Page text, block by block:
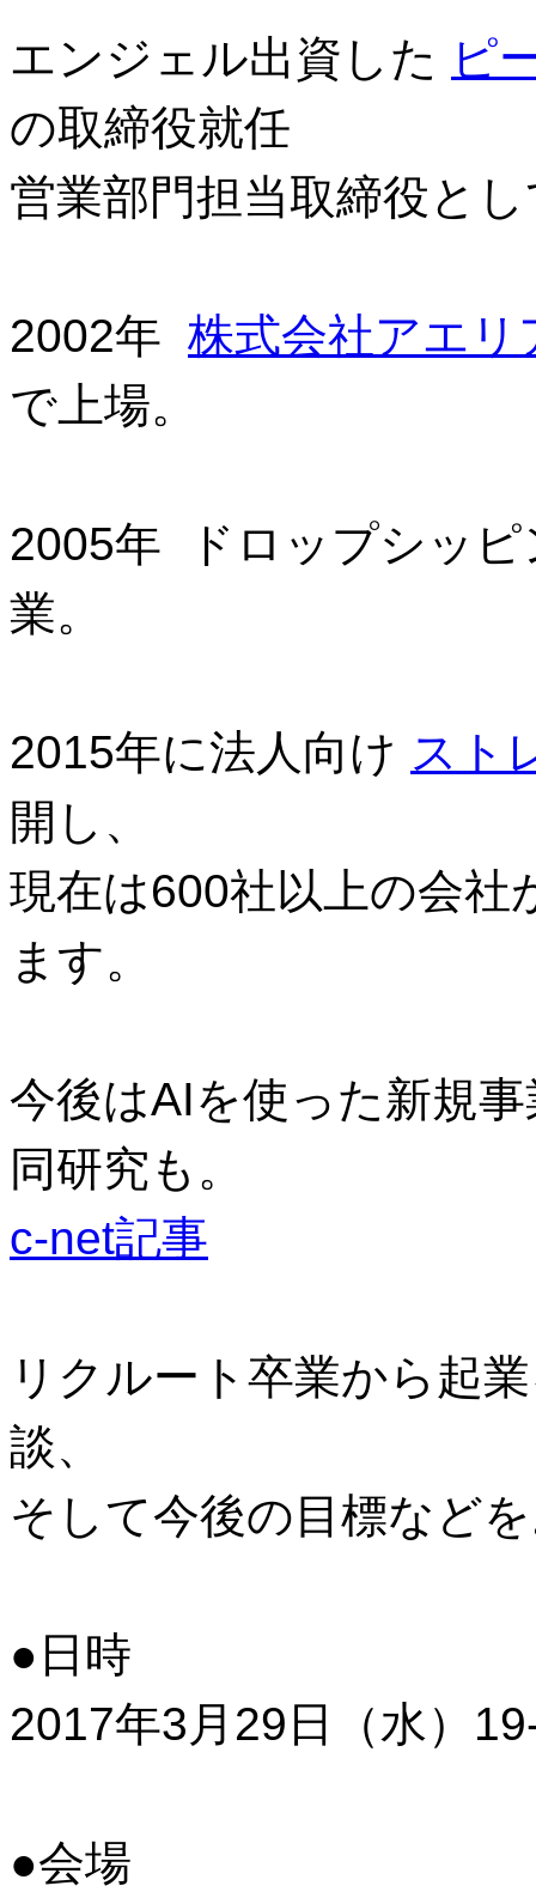
エンジェル出資した ピ
の取締役就任
営業部門担当取締役と
2002年 株式会社アエリ
で上場。
2005年 ドロップシッ
業。
2015年に法人向け スト
開し、
現在は600社以上の会
ます。
今後はAIを使った新規
同研究も。
c-net記事
リクルート卒業から起
談、
そして今後の目標など
●日時
2017年3月29日（水）
●会場